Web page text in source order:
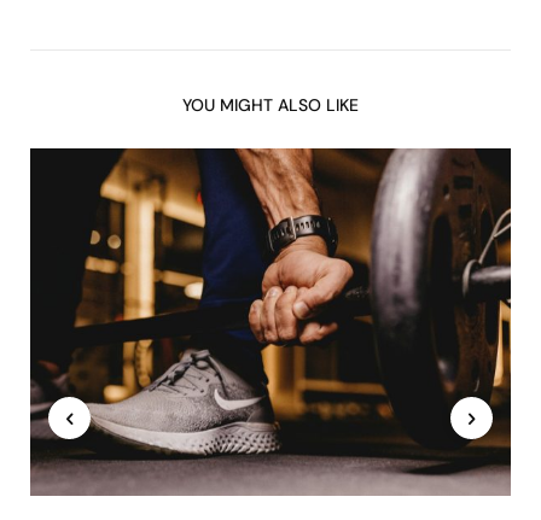
YOU MIGHT ALSO LIKE